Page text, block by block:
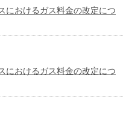
におけるガス料金の改定につ
におけるガス料金の改定につ